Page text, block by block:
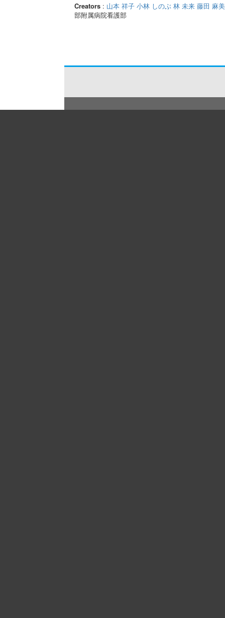
Creators: 山本 祥子 小林 しのぶ 林 未来 藤田 麻美
部附属病院看護部